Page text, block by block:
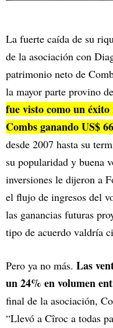
La fuerte caída de su
de la asociación con
patrimonio neto de
la mayor parte provino de
fue visto como un
Combs ganando US$
desde 2007 hasta su
su popularidad y buena
inversiones le dijeron a
el flujo de ingresos del
las ganancias futuras
tipo de acuerdo valdría
Pero ya no más. Las
un 24% en volumen
final de la asociación,
“Llevó a Cîroc a todas